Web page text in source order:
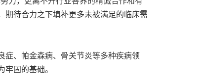
待合力之下填补更多未被满足的临床需
症、帕金森病、骨关节炎等多种疾病领
固的基础。